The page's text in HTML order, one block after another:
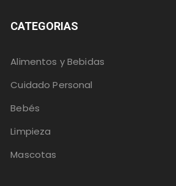
CATEGORIAS
Alimentos y Bebidas
Cuidado Personal
Bebés
Limpieza
Mascotas